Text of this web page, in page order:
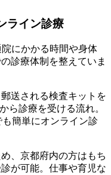
ライン診療
にかかる時間や身体
診療体制を整えていま
送される検査キットを
ら診療を受ける流れ。
簡単にオンライン診
、京都府内の方はもち
が可能。仕事や育児な